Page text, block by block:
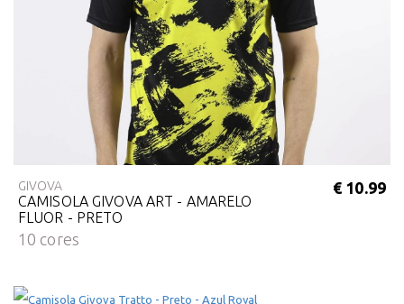
GIVOVA
CAMISOLA GIVOVA ART - AMARELO
FLUOR - PRETO
10 cores
€ 10.99